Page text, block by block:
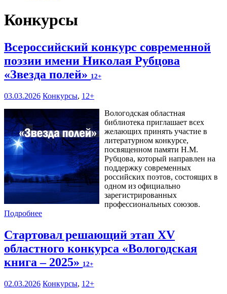
Конкурсы
Всероссийский конкурс современной
поэзии имени Николая Рубцова
«Звезда полей» 12+
03.03.2026 Конкурсы, 12+
Вологодская областная
библиотека приглашает всех
желающих принять участие в
литературном конкурсе,
посвященном памяти Н.М.
Рубцова, который направлен на
поддержку современных
российских поэтов, состоящих в
одном из официально
зарегистрированных
профессиональных союзов.
Подробнее
Стартовал решающий этап XV
областного конкурса «Вологодская
книга – 2025» 12+
02.03.2026 Конкурсы, 12+